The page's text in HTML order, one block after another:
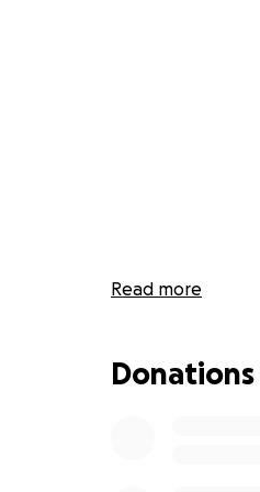
Read more
Donations